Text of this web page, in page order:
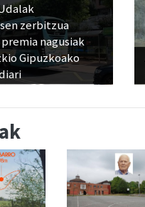
zerbitzua
nagusiak
Gipuzkoako